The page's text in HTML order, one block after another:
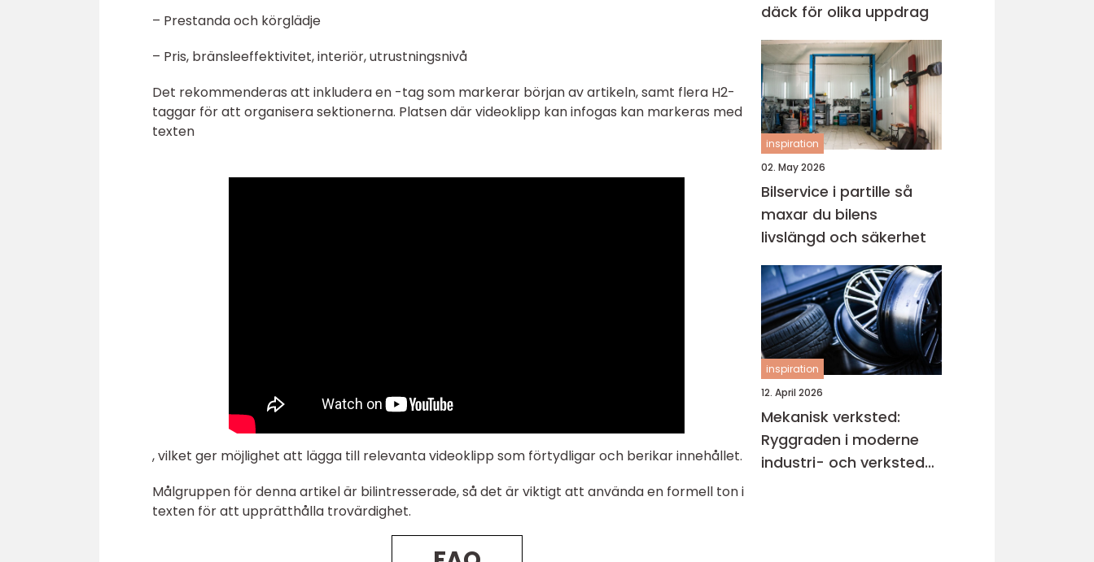
– Prestanda och körglädje
– Pris, bränsleeffektivitet, interiör, utrustningsnivå
Det rekommenderas att inkludera en -tag som markerar början av artikeln, samt flera H2-
taggar för att organisera sektionerna. Platsen där videoklipp kan infogas kan markeras med
texten
, vilket ger möjlighet att lägga till relevanta videoklipp som förtydligar och berikar innehållet.
Målgruppen för denna artikel är bilintresserade, så det är viktigt att använda en formell ton i
texten för att upprätthålla trovärdighet.
däck för olika uppdrag
inspiration
02. May 2026
Bilservice i partille så
maxar du bilens
livslängd och säkerhet
inspiration
12. April 2026
Mekanisk verksted:
Ryggraden i moderne
industri- och verksted-